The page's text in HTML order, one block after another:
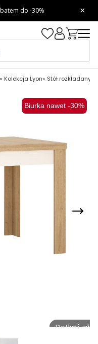
Kolekcja Lyon Stół rozkładany
Biurka nawet -30%
Dotknij,